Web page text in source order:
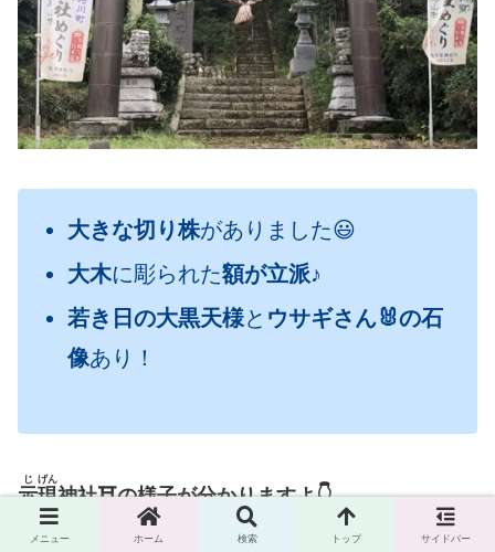
大きな切り株がありました😃
大木に彫られた額が立派♪
若き日の大黒天様と ウサギさん🐰の石
像あり！
示
じ
現
げん
神社⛩の様子が分かりますよ👇
メニュー ホーム 検索 トップ サイドバー